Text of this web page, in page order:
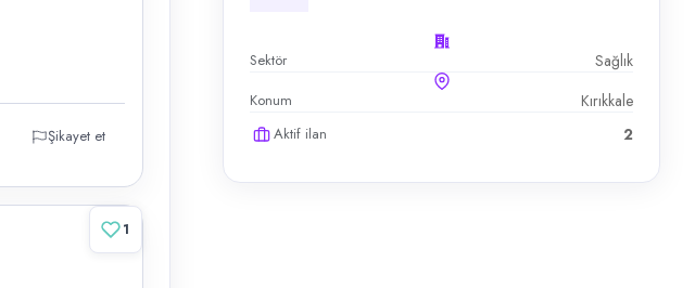
Sektör Sağlık
Konum Kırıkkale
Aktif ilan 2
Şikayet et
1